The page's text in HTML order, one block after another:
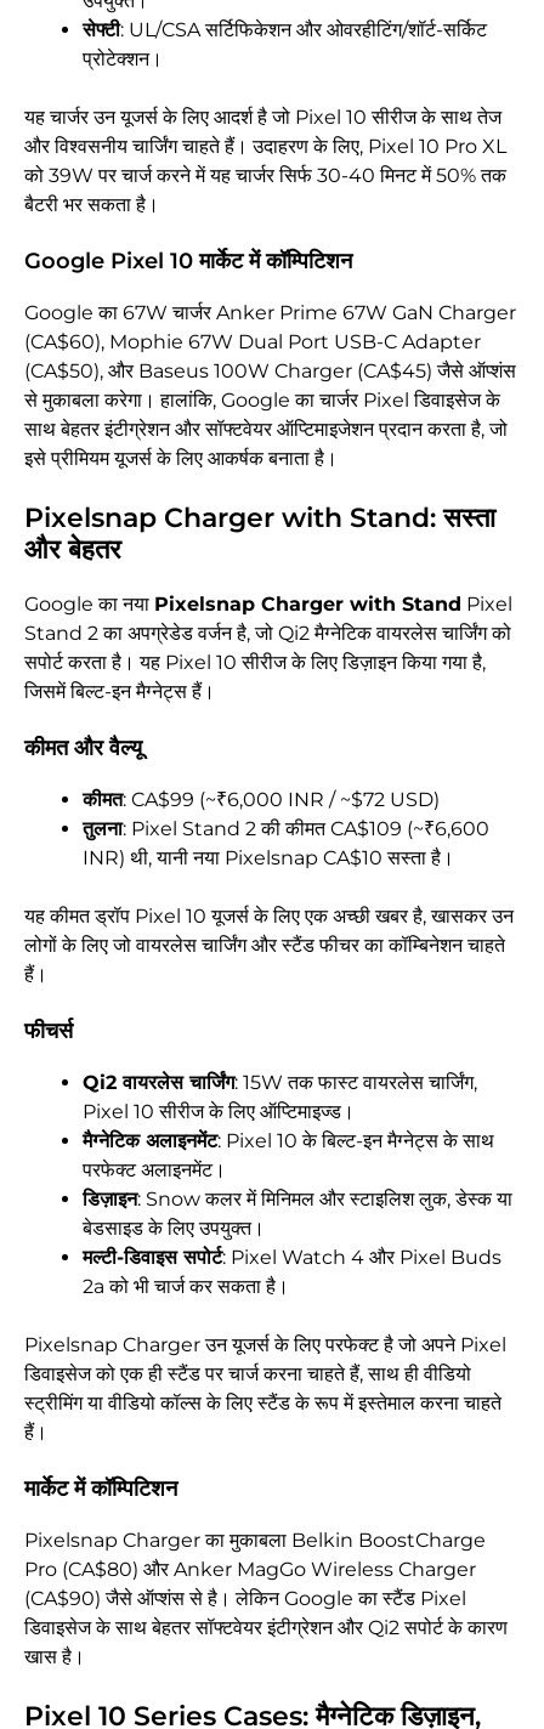
सेफ्टी: UL/CSA सर्टिफिकेशन और ओवरहीटिंग/शॉर्ट-सर्किट
प्रोटेक्शन।
यह चार्जर उन यूजर्स के लिए आदर्श है जो Pixel 10 सीरीज के साथ तेज
और विश्वसनीय चार्जिंग चाहते हैं। उदाहरण के लिए, Pixel 10 Pro XL
को 39W पर चार्ज करने में यह चार्जर सिर्फ 30-40 मिनट में 50% तक
बैटरी भर सकता है।
Google Pixel 10 मार्केट में कॉम्पिटिशन
Google का 67W चार्जर Anker Prime 67W GaN Charger
(CA$60), Mophie 67W Dual Port USB-C Adapter
(CA$50), और Baseus 100W Charger (CA$45) जैसे ऑप्शंस
से मुकाबला करेगा। हालांकि, Google का चार्जर Pixel डिवाइसेज के
साथ बेहतर इंटीग्रेशन और सॉफ्टवेयर ऑप्टिमाइजेशन प्रदान करता है, जो
इसे प्रीमियम यूजर्स के लिए आकर्षक बनाता है।
Pixelsnap Charger with Stand: सस्ता
और बेहतर
Google का नया Pixelsnap Charger with Stand Pixel
Stand 2 का अपग्रेडेड वर्जन है, जो Qi2 मैग्नेटिक वायरलेस चार्जिंग को
सपोर्ट करता है। यह Pixel 10 सीरीज के लिए डिज़ाइन किया गया है,
जिसमें बिल्ट-इन मैग्नेट्स हैं।
कीमत और वैल्यू
कीमत: CA$99 (~₹6,000 INR / ~$72 USD)
तुलना: Pixel Stand 2 की कीमत CA$109 (~₹6,600
INR) थी, यानी नया Pixelsnap CA$10 सस्ता है।
यह कीमत ड्रॉप Pixel 10 यूजर्स के लिए एक अच्छी खबर है, खासकर उन
लोगों के लिए जो वायरलेस चार्जिंग और स्टैंड फीचर का कॉम्बिनेशन चाहते
हैं।
फीचर्स
Qi2 वायरलेस चार्जिंग: 15W तक फास्ट वायरलेस चार्जिंग,
Pixel 10 सीरीज के लिए ऑप्टिमाइज्ड।
मैग्नेटिक अलाइनमेंट: Pixel 10 के बिल्ट-इन मैग्नेट्स के साथ
परफेक्ट अलाइनमेंट।
डिज़ाइन: Snow कलर में मिनिमल और स्टाइलिश लुक, डेस्क या
बेडसाइड के लिए उपयुक्त।
मल्टी-डिवाइस सपोर्ट: Pixel Watch 4 और Pixel Buds
2a को भी चार्ज कर सकता है।
Pixelsnap Charger उन यूजर्स के लिए परफेक्ट है जो अपने Pixel
डिवाइसेज को एक ही स्टैंड पर चार्ज करना चाहते हैं, साथ ही वीडियो
स्ट्रीमिंग या वीडियो कॉल्स के लिए स्टैंड के रूप में इस्तेमाल करना चाहते
हैं।
मार्केट में कॉम्पिटिशन
Pixelsnap Charger का मुकाबला Belkin BoostCharge
Pro (CA$80) और Anker MagGo Wireless Charger
(CA$90) जैसे ऑप्शंस से है। लेकिन Google का स्टैंड Pixel
डिवाइसेज के साथ बेहतर सॉफ्टवेयर इंटीग्रेशन और Qi2 सपोर्ट के कारण
खास है।
Pixel 10 Series Cases: मैग्नेटिक डिज़ाइन,